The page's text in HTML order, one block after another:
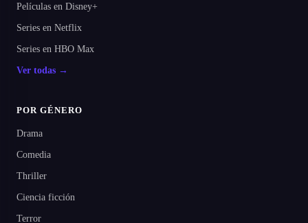
Películas en Disney+
Series en Netflix
Series en HBO Max
Ver todas →
POR GÉNERO
Drama
Comedia
Thriller
Ciencia ficción
Terror